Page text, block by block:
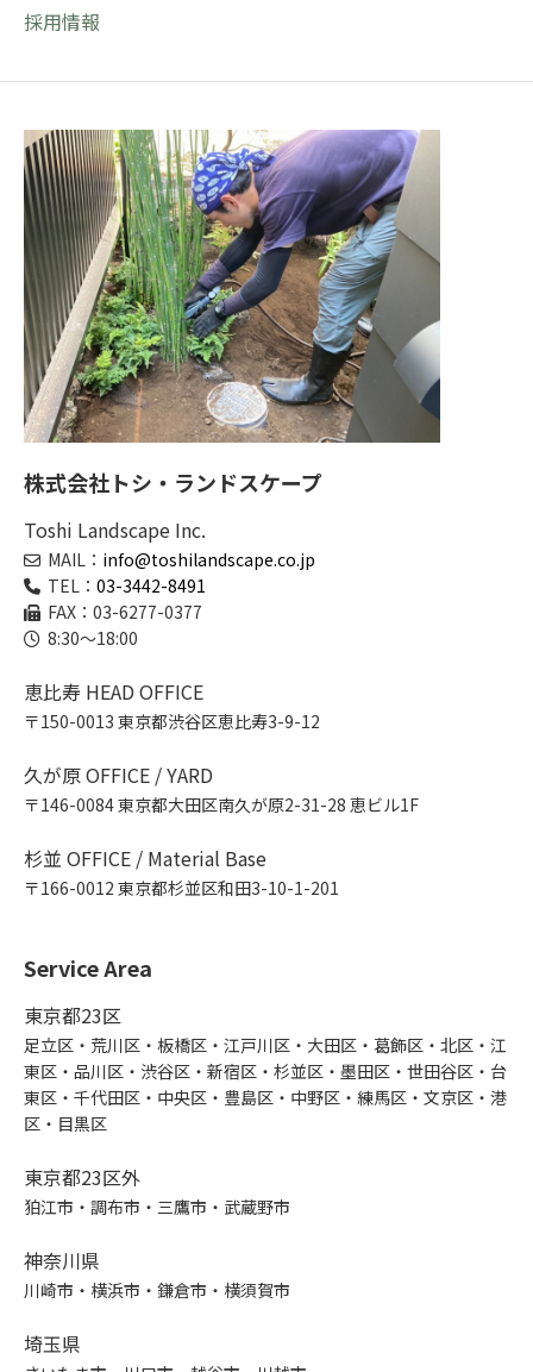
採用情報
株式会社トシ・ランドスケープ
Toshi Landscape Inc.
MAIL： info@toshilandscape.co.jp
TEL： 03-3442-8491
FAX：03-6277-0377
8:30～18:00
恵比寿 HEAD OFFICE
〒150-0013 東京都渋谷区恵比寿3-9-12
久が原 OFFICE / YARD
〒146-0084 東京都大田区南久が原2-31-28 恵ビル1F
杉並 OFFICE / Material Base
〒166-0012 東京都杉並区和田3-10-1-201
Service Area
東京都23区
足立区・荒川区・板橋区・江戸川区・大田区・葛飾区・北区・江
東区・品川区・渋谷区・新宿区・杉並区・墨田区・世田谷区・台
東区・千代田区・中央区・豊島区・中野区・練馬区・文京区・港
区・目黒区
東京都23区外
狛江市・調布市・三鷹市・武蔵野市
神奈川県
川崎市・横浜市・鎌倉市・横須賀市
埼玉県